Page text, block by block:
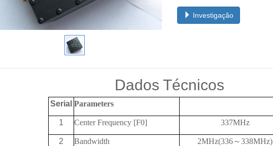
Investigação
Dados Técnicos
Serial Parameters
1 Center Frequency [F0] 337MHz
2 Bandwidth 2MHz(336～338MHz)